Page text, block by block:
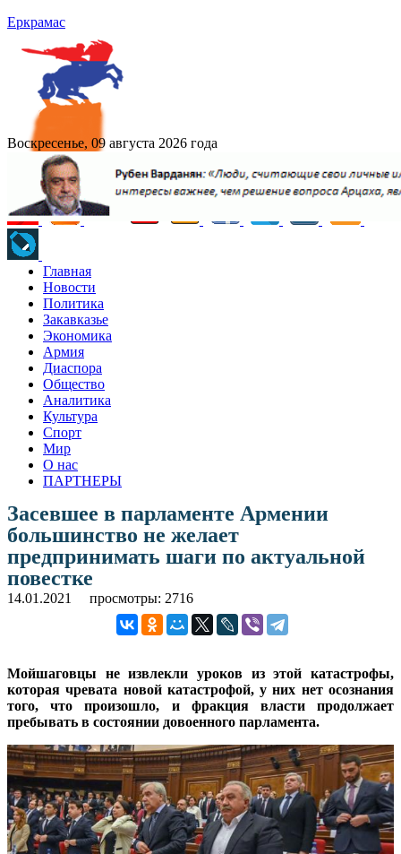
Еркрамас
Воскресенье, 09 августа 2026 года
Главная
Новости
Политика
Закавказье
Экономика
Армия
Диаспора
Общество
Аналитика
Культура
Спорт
Мир
О нас
ПАРТНЕРЫ
Засевшее в парламенте Армении
большинство не желает
предпринимать шаги по актуальной
повестке
14.01.2021 просмотры: 2716
Мойшаговцы не извлекли уроков из этой катастрофы,
которая чревата новой катастрофой, у них нет осознания
того, что произошло, и фракция власти продолжает
пребывать в состоянии довоенного парламента.